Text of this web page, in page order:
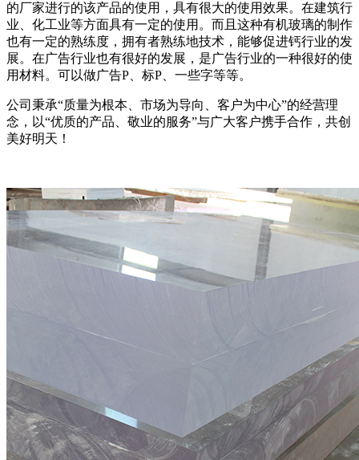
的厂家进行的该产品的使用，具有很大的使用效果。在建筑行
业、化工业等方面具有一定的使用。而且这种有机玻璃的制作
也有一定的熟练度，拥有者熟练地技术，能够促进钙行业的发
展。在广告行业也有很好的发展，是广告行业的一种很好的使
用材料。可以做广告P、标P、一些字等等。
公司秉承“质量为根本、市场为导向、客户为中心”的经营理
念，以“优质的产品、敬业的服务”与广大客户携手合作，共创
美好明天！